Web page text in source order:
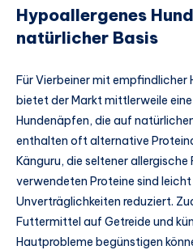
Hypoallergenes
natürlicher Basis
Für Vierbeiner mit empfindlicher
bietet der Markt mittlerweile eine
Hundenäpfen, die auf
enthalten oft alternative
Känguru, die seltener allergische
verwendeten Proteine sind
Unverträglichkeiten reduziert.
Futtermittel auf Getreide und
Hautprobleme begünstigen